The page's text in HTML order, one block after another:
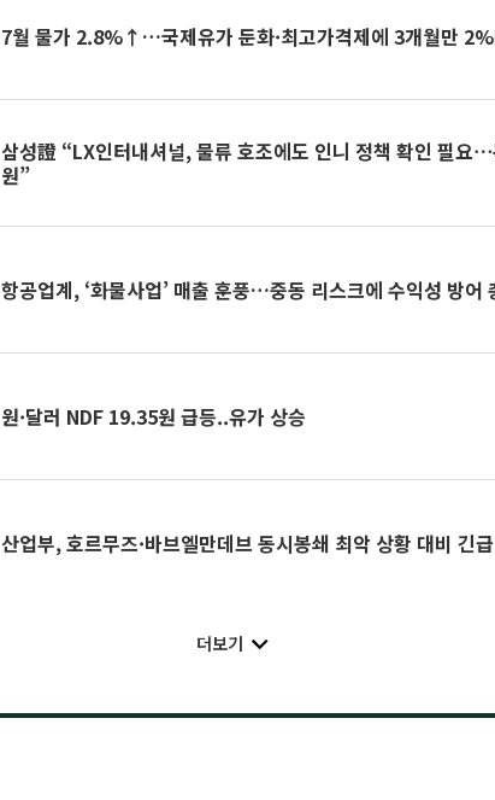
7월 물가 2.8%↑…국제유가 둔화·최고가격제에 3개월만
삼성證 “LX인터내셔널, 물류 호조에도 인니 정책 확인 필요
원”
항공업계, ‘화물사업’ 매출 훈풍…중동 리스크에 수익성 방어
원·달러 NDF 19.35원 급등..유가 상승
산업부, 호르무즈·바브엘만데브 동시봉쇄 최악 상황 대비 긴
더보기